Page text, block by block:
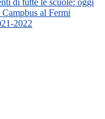
di tutte le scuole: oggi
al Fermi
2022